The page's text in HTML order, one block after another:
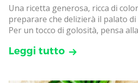
Una ricetta generosa, ricca di
preparare che delizierà il palato
Per un tocco di golosità, pensa
Leggi tutto